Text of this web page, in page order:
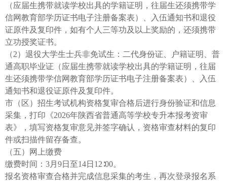
（应届生携带就读学校出具的学籍证明，往届生还须携带学
信网教育部学历证书电子注册备案表）、入伍通知书和退役
证原件及复印件，如有个人三等功及以上奖励的，还须携带
立功授奖证书。
（2）退役大学生士兵非免试生：二代身份证、户籍证明、普
通高职毕业证（应届生携带就读学校出具的学籍证明，往届
生还须携带学信网教育部学历证书电子注册备案表）、入伍
通知书和退役证原件及复印件。
市（区）招生考试机构资格复审合格后进行身份验证和信息
采集，打印《2026年陕西省普通高等学校专升本报考资审
表》，填写资格复审意见并签字确认，资格审查材料的复印
件或扫描件留存备查。
（五）网上缴费
缴费时间：3月9日至14日12∶00。
报名资格审查合格并完成信息采集的考生，再次登录报名系